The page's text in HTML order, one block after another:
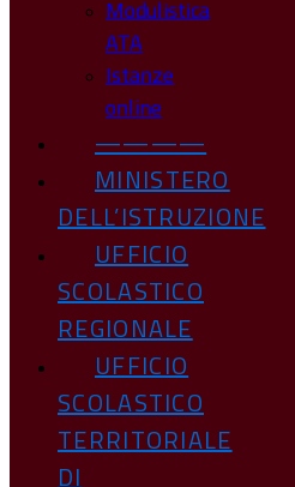
Modulistica
ATA
Istanze
online
————
MINISTERO
DELL’ISTRUZIONE
UFFICIO
SCOLASTICO
REGIONALE
UFFICIO
SCOLASTICO
TERRITORIALE
DI